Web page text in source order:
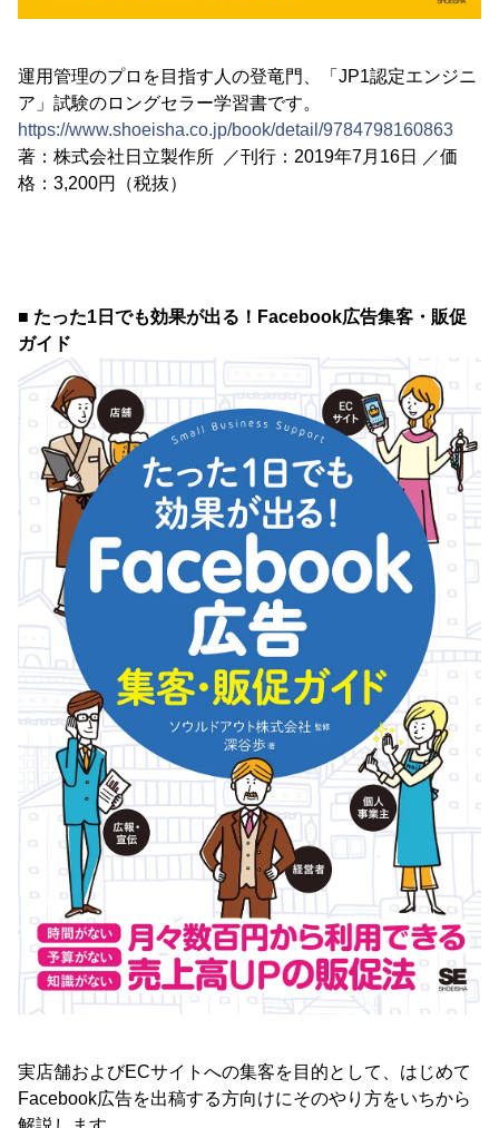
運用管理のプロを目指す人の登竜門、「JP1認定エンジニ
ア」試験のロングセラー学習書です。
https://www.shoeisha.co.jp/book/detail/9784798160863
著：株式会社日立製作所 ／刊行：2019年7月16日 ／価
格：3,200円（税抜）
■ たった1日でも効果が出る！Facebook広告集客・販促
ガイド
実店舗およびECサイトへの集客を目的として、はじめて
Facebook広告を出稿する方向けにそのやり方をいちから